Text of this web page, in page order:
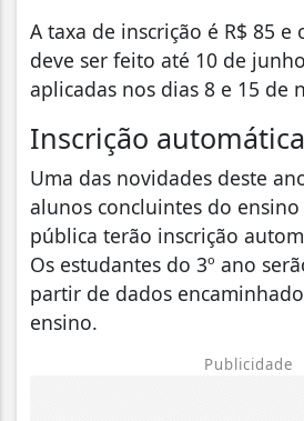
A taxa de inscrição é R$ 85 e
deve ser feito até 10 de
aplicadas nos dias 8 e 15 de
Inscrição automática
Uma das novidades deste
alunos concluintes do
pública terão inscrição
Os estudantes do 3º ano
partir de dados
ensino.
Publicidade